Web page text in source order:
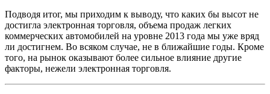
Подводя итог, мы приходим к выводу, что каких бы высот не
достигла электронная торговля, объема продаж легких
коммерческих автомобилей на уровне 2013 года мы уже вряд
ли достигнем. Во всяком случае, не в ближайшие годы. Кроме
того, на рынок оказывают более сильное влияние другие
факторы, нежели электронная торговля.